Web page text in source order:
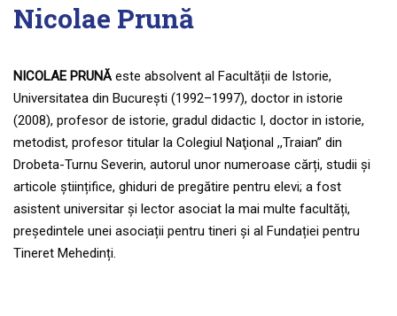
Nicolae Prună
NICOLAE PRUNĂeste absolvent al Facultății de Istorie,
Universitatea din Bucureşti (1992–1997), doctor in istorie
(2008), profesor de istorie, gradul didactic I, doctor in istorie,
metodist, profesor titular la Colegiul Naţional ,,Traian” din
Drobeta-Turnu Severin, autorul unor numeroase cărți, studii și
articole științifice, ghiduri de pregătire pentru elevi; a fost
asistent universitar și lector asociat la mai multe facultăți,
președintele unei asociații pentru tineri și al Fundației pentru
Tineret Mehedinți.